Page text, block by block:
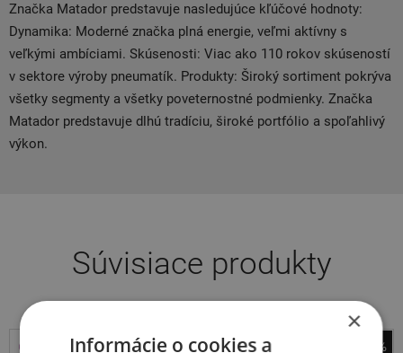
Značka Matador predstavuje nasledujúce kľúčové hodnoty:
Dynamika: Moderné značka plná energie, veľmi aktívny s
veľkými ambíciami. Skúsenosti: Viac ako 110 rokov skúseností
v sektore výroby pneumatík. Produkty: Široký sortiment pokrýva
všetky segmenty a všetky poveternostné podmienky. Značka
Matador predstavuje dlhú tradíciu, široké portfólio a spoľahlivý
výkon.
Súvisiace produkty
-37%
×
Informácie o cookies a